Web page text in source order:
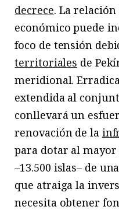
decrece. La
económico puede
foco de tensión
territoriales de
meridional.
extendida al
conllevará un
renovación de la
para dotar al
–13.500 islas– de
que atraiga la
necesita obtener